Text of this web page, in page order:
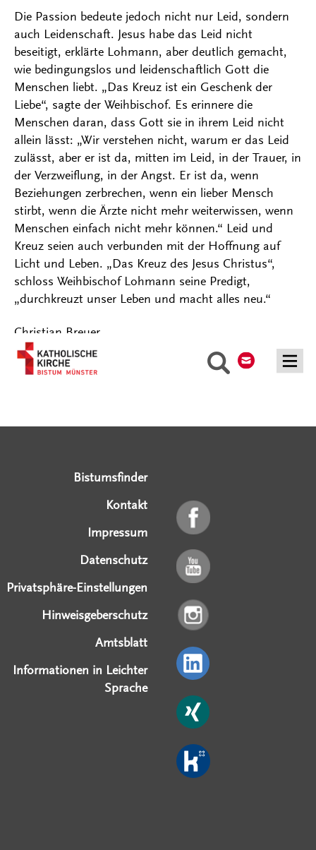
Suche
Die Passion bedeute jedoch nicht nur Leid, sondern
auch Leidenschaft. Jesus habe das Leid nicht
beseitigt, erklärte Lohmann, aber deutlich gemacht,
wie bedingungslos und leidenschaftlich Gott die
Menschen liebt. „Das Kreuz ist ein Geschenk der
Liebe“, sagte der Weihbischof. Es erinnere die
Menschen daran, dass Gott sie in ihrem Leid nicht
allein lässt: „Wir verstehen nicht, warum er das Leid
zulässt, aber er ist da, mitten im Leid, in der Trauer, in
der Verzweiflung, in der Angst. Er ist da, wenn
Beziehungen zerbrechen, wenn ein lieber Mensch
stirbt, wenn die Ärzte nicht mehr weiterwissen, wenn
Menschen einfach nicht mehr können.“ Leid und
Kreuz seien auch verbunden mit der Hoffnung auf
Licht und Leben. „Das Kreuz des Jesus Christus“,
schloss Weihbischof Lohmann seine Predigt,
„durchkreuzt unser Leben und macht alles neu.“
Christian Breuer
Bistumsfinder
Kontakt
Impressum
Datenschutz
Privatsphäre-Einstellungen
Hinweisgeberschutz
Amtsblatt
Informationen in Leichter
Sprache